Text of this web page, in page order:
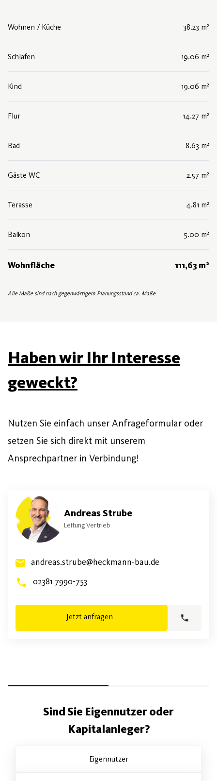
Wohnen / Küche 38.23 m²
Schlafen 19.06 m²
Kind 19.06 m²
Flur 14.27 m²
Bad 8.63 m²
Gäste WC 2.57 m²
Terasse 4.81 m²
Balkon 5.00 m²
Wohnfläche 111,63 m²
Alle Maße sind nach gegenwärtigem Planungsstand ca. Maße
Haben wir Ihr Interesse
geweckt?
Nutzen Sie einfach unser Anfrageformular oder
setzen Sie sich direkt mit unserem
Ansprechpartner in Verbindung!
Andreas Strube
Leitung Vertrieb
andreas.strube@heckmann-bau.de
02381 7990-753
Jetzt anfragen
Sind Sie Eigennutzer oder
Kapitalanleger?
Eigennutzer